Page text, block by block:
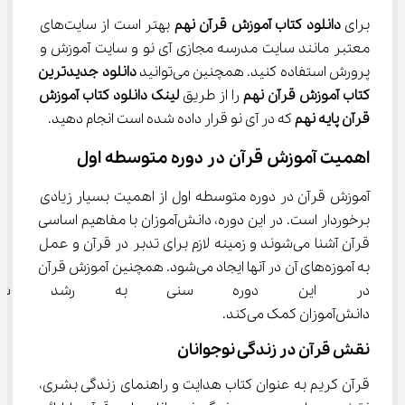
برای دانلود کتاب آموزش قرآن نهم
بهتر است از سایت‌های
معتبر مانند سایت مدرسه مجازی آی نو و سایت آموزش و
پرورش استفاده کنید. همچنین می‌توانید
دانلود جدیدترین
کتاب آموزش قرآن نهم را از طریق لینک دانلود کتاب آموزش
قرآن پایه نهم که در آی نو قرار داده شده است انجام دهید.
اهمیت آموزش قرآن در دوره متوسطه اول
آموزش قرآن در دوره متوسطه اول از اهمیت بسیار زیادی
برخوردار است. در این دوره، دانش‌آموزان با مفاهیم اساسی
قرآن آشنا می‌شوند و زمینه لازم برای تدبر در قرآن و عمل
به آموزه‌های آن در آنها ایجاد می‌شود. همچنین آموزش قرآن
در این دوره سنی به رشد
دانش‌آموزان کمک می‌کند.
نقش قرآن در زندگی نوجوانان
قرآن کریم به عنوان کتاب هدایت و راهنمای زندگی بشری،